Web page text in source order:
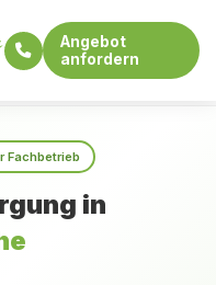
Angebot
anfordern
Fachbetrieb
in